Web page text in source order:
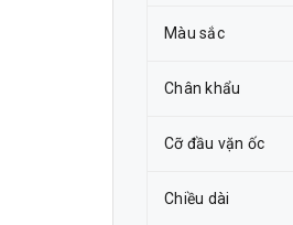
Màu sắc
Chân khẩu
Cỡ đầu vặn ốc
Chiều dài